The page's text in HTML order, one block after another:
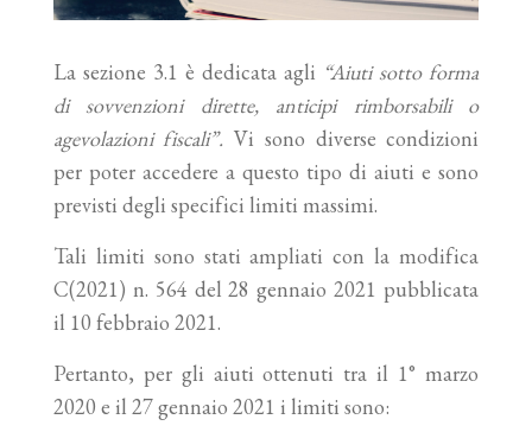
La sezione 3.1 è dedicata agli “Aiuti sotto forma
di sovvenzioni dirette, anticipi rimborsabili o
agevolazioni fiscali”. Vi sono diverse condizioni
per poter accedere a questo tipo di aiuti e sono
previsti degli specifici limiti massimi.
Tali limiti sono stati ampliati con la modifica
C(2021) n. 564 del 28 gennaio 2021 pubblicata
il 10 febbraio 2021.
Pertanto, per gli aiuti ottenuti tra il 1° marzo
2020 e il 27 gennaio 2021 i limiti sono: